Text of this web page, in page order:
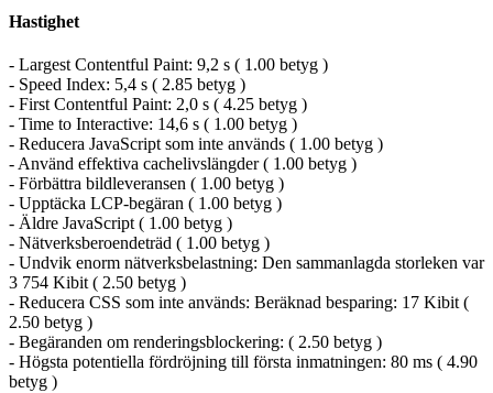
Hastighet
- Largest Contentful Paint: 9,2 s ( 1.00 betyg )
- Speed Index: 5,4 s ( 2.85 betyg )
- First Contentful Paint: 2,0 s ( 4.25 betyg )
- Time to Interactive: 14,6 s ( 1.00 betyg )
- Reducera JavaScript som inte används ( 1.00 betyg )
- Använd effektiva cachelivslängder ( 1.00 betyg )
- Förbättra bildleveransen ( 1.00 betyg )
- Upptäcka LCP-begäran ( 1.00 betyg )
- Äldre JavaScript ( 1.00 betyg )
- Nätverksberoendeträd ( 1.00 betyg )
- Undvik enorm nätverksbelastning: Den sammanlagda storleken var
3 754 Kibit ( 2.50 betyg )
- Reducera CSS som inte används: Beräknad besparing: 17 Kibit (
2.50 betyg )
- Begäranden om renderingsblockering: ( 2.50 betyg )
- Högsta potentiella fördröjning till första inmatningen: 80 ms ( 4.90
betyg )